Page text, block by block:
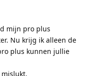
mijn pro plus
Nu krijg ik alleen de
plus kunnen jullie